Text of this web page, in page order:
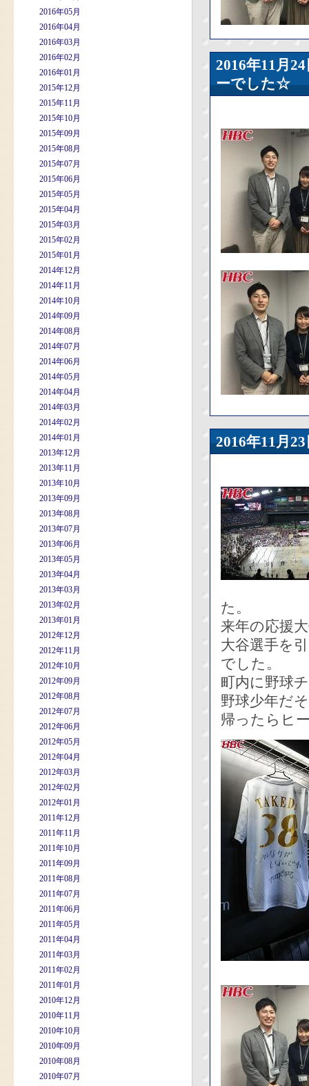
2016年05月
2016年04月
2016年03月
2016年02月
2016年01月
2015年12月
2015年11月
2015年10月
2015年09月
2015年08月
2015年07月
2015年06月
2015年05月
2015年04月
2015年03月
2015年02月
2015年01月
2014年12月
2014年11月
2014年10月
2014年09月
2014年08月
2014年07月
2014年06月
2014年05月
2014年04月
2014年03月
2014年02月
2014年01月
2013年12月
2013年11月
2013年10月
2013年09月
2013年08月
2013年07月
2013年06月
2013年05月
2013年04月
2013年03月
2013年02月
2013年01月
2012年12月
2012年11月
2012年10月
2012年09月
2012年08月
2012年07月
2012年06月
2012年05月
2012年04月
2012年03月
2012年02月
2012年01月
2011年12月
2011年11月
2011年10月
2011年09月
2011年08月
2011年07月
2011年06月
2011年05月
2011年04月
2011年03月
2011年02月
2011年01月
2010年12月
2010年11月
2010年10月
2010年09月
2010年08月
2010年07月
2016年11
ーでした☆
2016年11
た。
来年の応援
大谷選手を
でした。
町内に野球
野球少年だ
帰ったらヒ